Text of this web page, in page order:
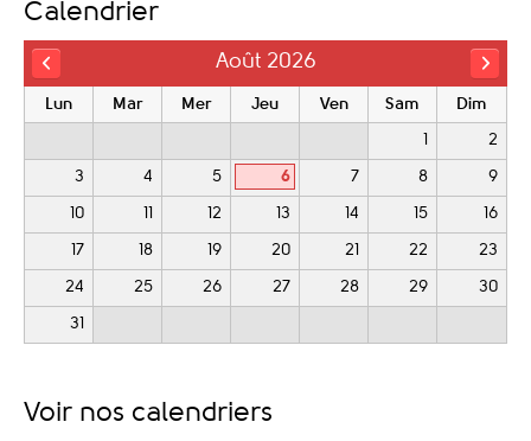
Calendrier
Août 2026
Lun Mar Mer Jeu Ven Sam Dim
2
3 4 5 6 7 8 9
10 12 13 14 15 16
17 18 19 20 21 22 23
24 25 26 27 28 29 30
31
Voir nos calendriers